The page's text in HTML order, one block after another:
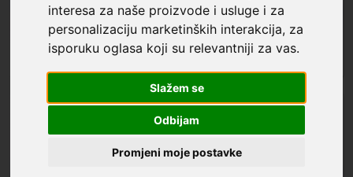
interesa za naše proizvode i usluge i za
personalizaciju marketinških interakcija, za
isporuku oglasa koji su relevantniji za vas.
Slažem se
Odbijam
Promjeni moje postavke